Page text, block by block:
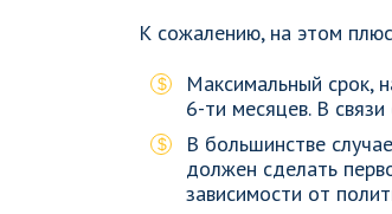
К сожалению, на этом
Максимальный срок,
6-ти месяцев. В
В большинстве
должен сделать
зависимости от